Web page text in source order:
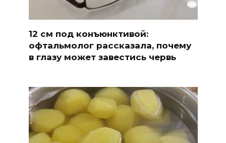
12 см под конъюнктивой:
офтальмолог рассказала, почему
в глазу может завестись червь